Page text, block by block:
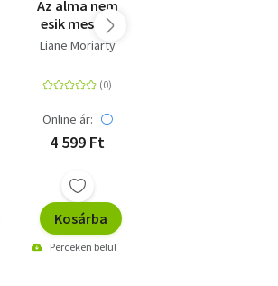
Az alma nem
esik messze
Liane Moriarty
Online ár:
4 599 Ft
Kosárba
Perceken belül